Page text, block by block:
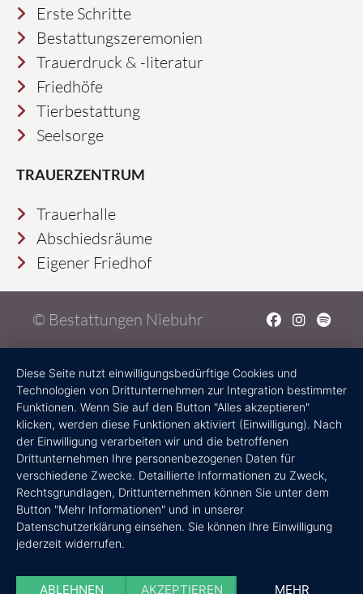
Erste Schritte
Bestattungszeremonien
Trauerdruck & -literatur
Friedhöfe
Tierbestattung
Seelsorge
TRAUERZENTRUM
Trauerhalle
Abschiedsräume
Eigener Friedhof
© Bestattungen Niebuhr
Diese Seite nutzt einwilligungsbedürftige Cookies und
Technologien von Drittunternehmen zur Integration bestimmter
Funktionen. Wenn Sie auf den Button "Alles akzeptieren"
klicken, werden diese Funktionen aktiviert (Einwilligung). Nach
der Einwilligung verarbeiten wir und die betroffenen
Drittunternehmen Ihre personenbezogenen Daten für
verschiedene Zwecke. Detaillierte Informationen zu Zweck,
Rechtsgrundlagen, Drittunternehmen können Sie unter dem
Button "Mehr Informationen" und in unserer
Datenschutzerklärung einsehen. Sie können Ihre Einwilligung
jederzeit widerrufen.
ABLEHNEN AKZEPTIEREN MEHR